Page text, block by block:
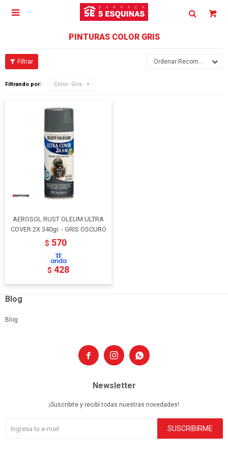

PINTURAS COLOR GRIS
Recomendados
Filtrando por: Color: Gris
AEROSOL RUST OLEUM ULTRA
COVER 2X 340gr. - GRIS OSCURO
$ 570
$ 428
  
Blog
Blog
Newsletter
¡Suscribite y recibí todas nuestras novedades!
SUSCRIBIRME